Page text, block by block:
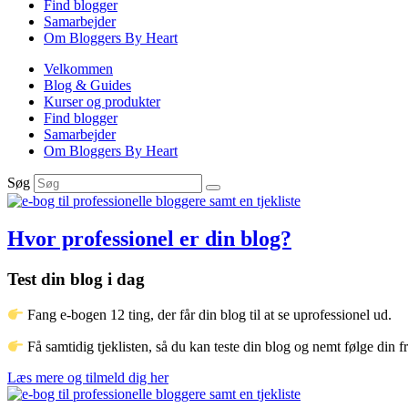
Find blogger
Samarbejder
Om Bloggers By Heart
Velkommen
Blog & Guides
Kurser og produkter
Find blogger
Samarbejder
Om Bloggers By Heart
Søg
Hvor professionel er din blog?
Test din blog i dag
Fang e-bogen 12 ting, der får din blog til at se uprofessionel ud.
Få samtidig tjeklisten, så du kan teste din blog og nemt følge din
Læs mere og tilmeld dig her